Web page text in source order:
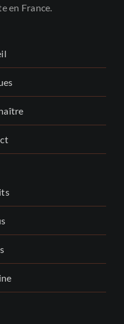
en France.